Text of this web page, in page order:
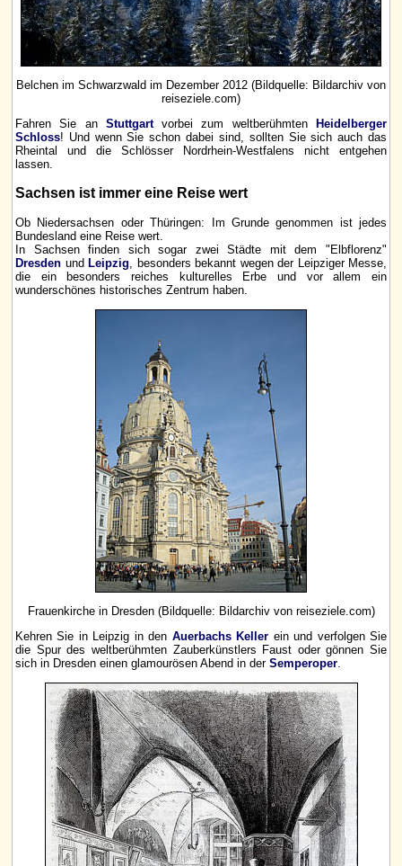
Belchen im Schwarzwald im Dezember 2012 (Bildquelle: Bildarchiv von
reiseziele.com)
Fahren Sie an Stuttgartvorbei zum weltberühmten
Heidelberger
Schloss! Und wenn Sie schon dabei sind, sollten Sie sich auch das
Rheintal und die Schlösser Nordrhein-Westfalens nicht entgehen
lassen.
Sachsen ist immer eine Reise wert
Ob Niedersachsen oder Thüringen: Im Grunde genommen ist jedes
Bundesland eine Reise wert.
In Sachsen finden sich sogar zwei Städte mit dem "Elbflorenz"
Dresden und Leipzig, besonders bekannt wegen der Leipziger Messe,
die ein besonders reiches kulturelles Erbe und vor allem ein
wunderschönes historisches Zentrum haben.
Frauenkirche in Dresden (Bildquelle: Bildarchiv von reiseziele.com)
Kehren Sie in Leipzig in den Auerbachs Keller ein und verfolgen Sie
die Spur des weltberühmten Zauberkünstlers Faust oder gönnen Sie
sich in Dresden einen glamourösen Abend in der Semperoper.